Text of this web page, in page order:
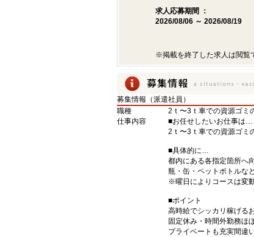
求人応募期間 ：
2026/08/06 ～ 2026/08/19
※掲載を終了した求人は閲覧
募集情報（派遣社員）
職種
2ｔ〜3ｔ車での資源ゴミ
仕事内容
■お任せしたいお仕事は…
2ｔ〜3ｔ車での資源ゴミ
■具体的に…
都内にある各指定箇所へ
瓶・缶・ペットボトルな
※曜日によりコースは変
■ポイント
高時給でシッカリ稼げる
固定休み・時間外勤務ほ
プライベートも充実間違